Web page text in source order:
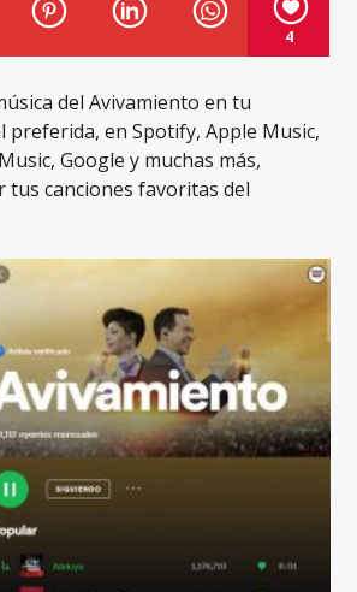
4
del Avivamiento en tu
en Spotify, Apple Music,
Google y muchas más,
tus canciones favoritas del